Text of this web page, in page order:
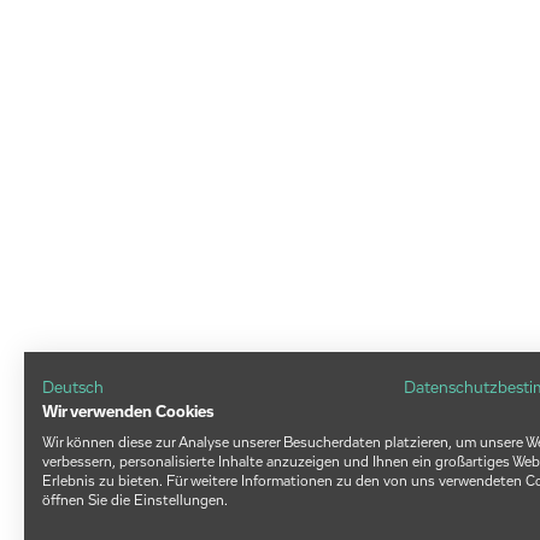
Deutsch
Wir verwenden Cookies
Wir können diese zur Analyse unserer Besucherdaten platzieren, um unsere
verbessern, personalisierte Inhalte anzuzeigen und Ihnen ein großartiges
Erlebnis zu bieten. Für weitere Informationen zu den von uns verwendeten
öffnen Sie die Einstellungen.